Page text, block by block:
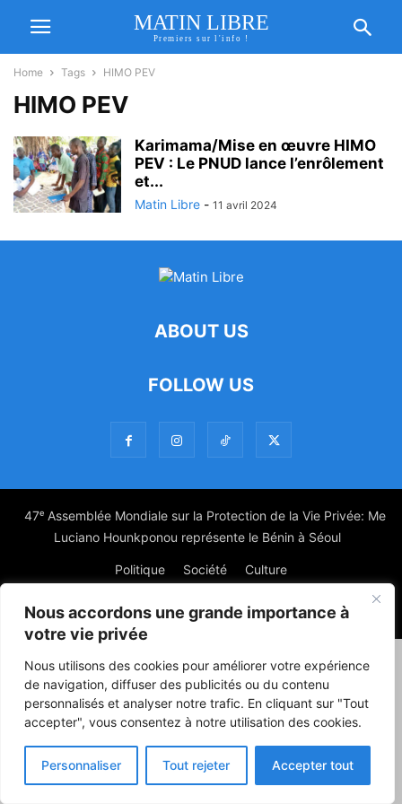
Nous accordons une grande importance à
votre vie privée
Nous utilisons des cookies pour améliorer votre expérience
de navigation, diffuser des publicités ou du contenu
personnalisés et analyser notre trafic. En cliquant sur "Tout
accepter", vous consentez à notre utilisation des cookies.
Personnaliser Tout rejeter Accepter tout
MATIN LIBRE
Premiers sur l'info !
Home Tags HIMO PEV
HIMO PEV
Karimama/Mise en œuvre HIMO
PEV : Le PNUD lance l’enrôlement
et...
Matin Libre - 11 avril 2024
ABOUT US
FOLLOW US
47ᵉ Assemblée Mondiale sur la Protection de la Vie Privée: Me
Luciano Hounkponou représente le Bénin à Séoul
Politique Société Culture
© Powered by digitXplus Francophone